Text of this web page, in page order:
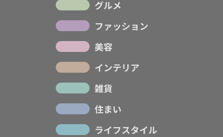
グルメ
ファッション
美容
インテリア
雑貨
住まい
ライフスタイル